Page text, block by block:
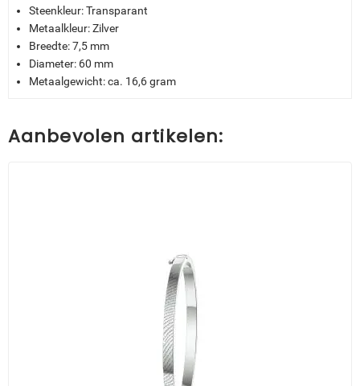
Steenkleur: Transparant
Metaalkleur: Zilver
Breedte: 7,5 mm
Diameter: 60 mm
Metaalgewicht: ca. 16,6 gram
Aanbevolen artikelen: